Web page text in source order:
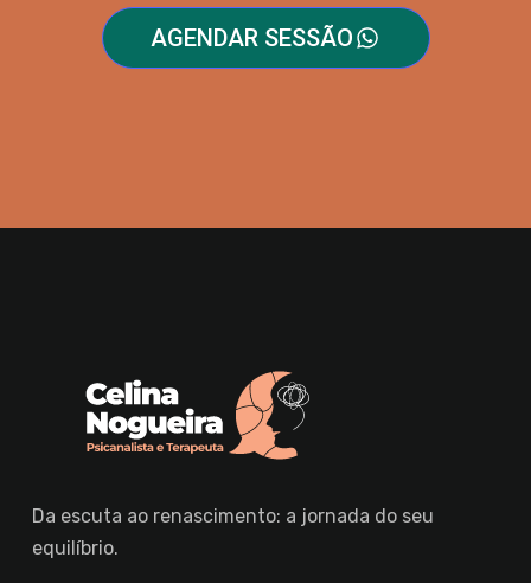
AGENDAR SESSÃO
Da escuta ao renascimento: a jornada do seu
equilíbrio.